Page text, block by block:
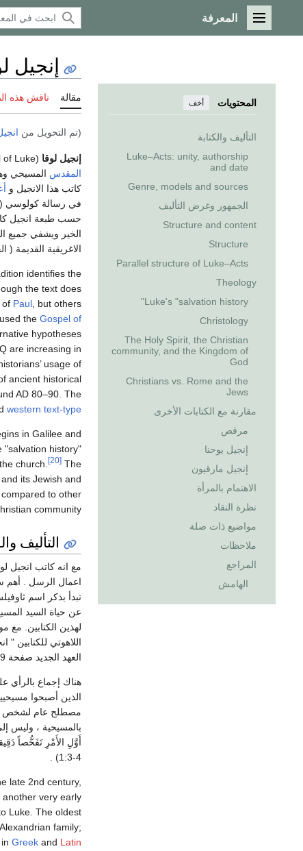
القائمة الرئيسية
المعرفة
المحتويات أخف
التأليف والكتابة
Luke–Acts: unity, authorship
and date
Genre, models and sources
الجمهور وغرض التأليف
Structure and content
Structure
Parallel structure of Luke–Acts
Theology
Luke's "salvation history"
Christology
The Holy Spirit, the Christian
community, and the Kingdom of
God
Christians vs. Rome and the
Jews
مقارنة مع الكتابات الأخرى
مرقص
إنجيل يوحنا
إنجيل مارقيون
الاهتمام بالمرأة
نظرة النقاد
مواضيع ذات صلة
ملاحظات
المراجع
الهامش
إنجيل
مقالة ناقش هذه
(تم التحويل من
إنجيل لوقا (Gospel of Luke
المقدس المسيحي
كاتب هذا الانجيل و
حسب طبعة انجيل
الاغريقية القديمة (
identifies the
the text does
of Paul , but others
the Gospel of
hypotheses
are increasing in
usage of
ancient historical
AD 80–90. The
western text-type
in Galilee and
"salvation history"
church. [20] The
its Jewish and
to other
community.
التأليف
مع انه كاتب انجيل
اعمال الرسل . أهم
تبدأ بذكر اسم
عن حياة السيد
لهذين الكتابين. مع
اللاهوتي للكتابين
العهد الجديد صفحة 259 ) (The History and Theology of the New Testament Writings, p. 259).
هناك إجماع بالرأي
الذين أصبحوا
مصطلح عام لشخص
بالمسيحية ، وليس
أَوَّلِ الأَمْرِ تَفَحُّصاً
4-1:3) .
late 2nd century,
another very early
Luke. The oldest
family;
Greek and Latin